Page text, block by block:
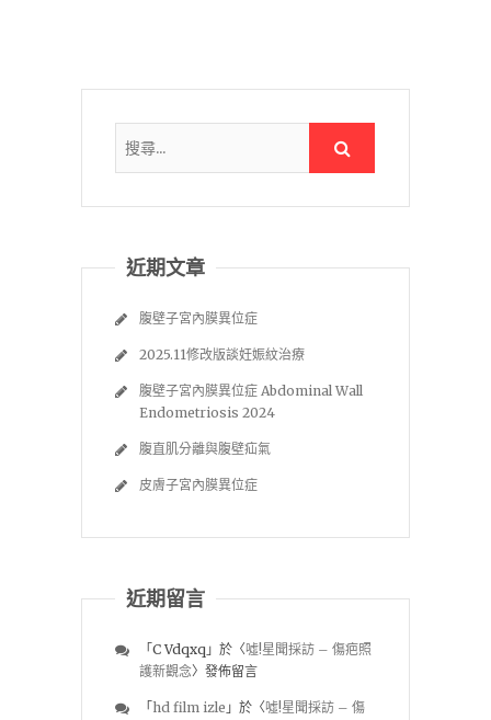
近期文章
腹壁子宮內膜異位症
2025.11修改版談妊娠紋治療
腹壁子宮內膜異位症 Abdominal Wall
Endometriosis 2024
腹直肌分離與腹壁疝氣
皮膚子宮內膜異位症
近期留言
「 C Vdqxq 」於〈噓!星聞採訪 – 傷疤照
護新觀念〉發佈留言
「 hd film izle 」於〈噓!星聞採訪 – 傷